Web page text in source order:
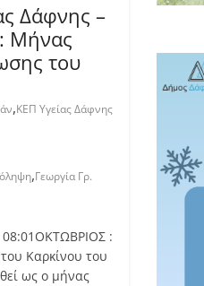
Δάφνης –
Μήνας
του
,ΚΕΠ Υγείας Δάφνης
,Γεωργία Γρ.
08:01ΟKΤΩΒΡΙΟΣ :
Καρκίνου του
ως ο μήνας